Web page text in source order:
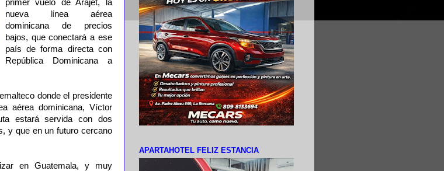
primer vuelo de Arajet, la
nueva línea aérea
dominicana de precios
bajos, que conectará a ese
país de forma directa con
República Dominicana a
donde el presidente
aérea dominicana, Víctor
estará servida con dos
y que en un futuro cercano
en Guatemala, y muy
APARTAHOTEL FELIZ ESTANCIA